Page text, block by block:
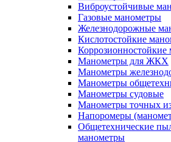
Виброустойчивые
Газовые манометры
Железнодорожные
Кислотостойкие
Коррозионностойкие
Манометры для ЖКХ
Манометры
Манометры
Манометры судовые
Манометры точных
Напоромеры
Общетехнические
манометры